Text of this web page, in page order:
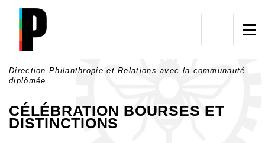
Aller au contenu principal
Direction Philanthropie et Relations avec la communauté
diplômée
CÉLÉBRATION BOURSES ET
DISTINCTIONS